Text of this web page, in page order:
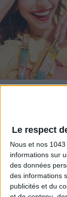
Le respect
Nous et nos 1043
informations sur
des données
des informations
publicités et du